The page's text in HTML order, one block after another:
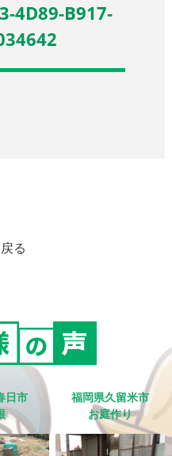
4D89-B917-
る
日市
福岡県久留米市
お庭作り